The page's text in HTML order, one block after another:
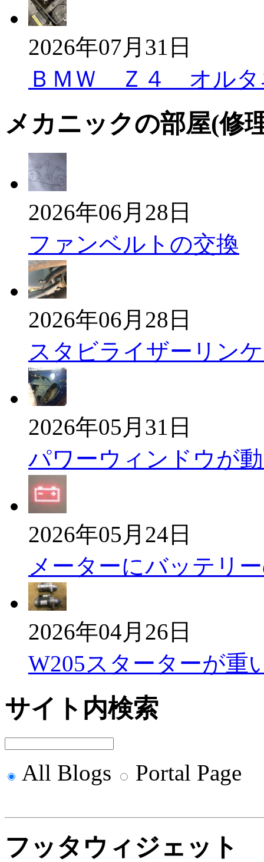
2026年07月31日
ＢＭＷ Ｚ４ オルタ
メカニックの部屋(
2026年06月28日
ファンベルトの交換
2026年06月28日
スタビライザーリン
2026年05月31日
パワーウィンドウが
2026年05月24日
メーターにバッテリ
2026年04月26日
W205スターターが重
サイト内検索
All Blogs Portal Page
フッタウィジェット